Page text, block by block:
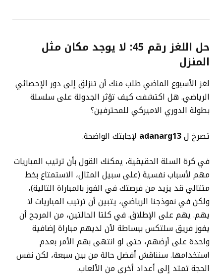
حل اللغز رقم 45: لا يوجد مكان مثل
المنزل
لغز الأسبوع الماضيطلب منك أن تنزلق إلى دور الإحصائي
الرياضي. هل اكتشفت كيف تؤثر الجدولة على سلسلة
بطولة الدوري الاميركي للمحترفين؟
تصرخ لadanarg13 لإجابتك الواضحة.
في كرة السلة الحقيقية، يمكنك القول بأن ترتيب المباريات
مهم لأسباب نفسية (على سبيل المثال، الاستمتاع بخط
متتالي قد يزيد من فرصتك في الفوز بالمباراة التالية)،
ولكن في نموذجنا الرياضي، يتبين أن ترتيب المباريات لا
يهم. يهم على الإطلاق. في كلتا الحالتين، من المرجح أن
يفوز فريق سلتكس ببساطة لأن لديهم مباراة إضافية
واحدة على أرضهم، حتى لو انتهى بهم الأمر بعدم
استخدامها. سنناقش أفضل حالة من بين سبعة، لكن نفس
الحجة تمتد إلى أعداد أخرى من الألعاب.